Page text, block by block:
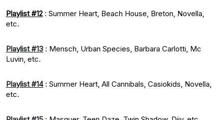
Playlist #12 : Summer Heart, Beach House, Breton, Novella,
etc.
Playlist #13 : Mensch, Urban Species, Barbara Carlotti, Mc
Luvin, etc.
Playlist #14: Summer Heart, All Cannibals, Casiokids, Novella,
etc.